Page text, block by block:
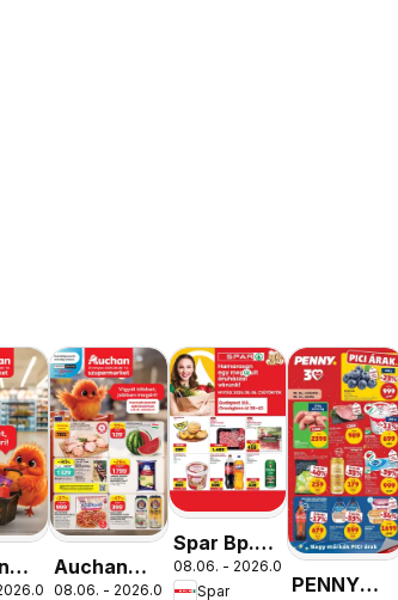
Auchan
08.06. - 2026.08.12.
Spar Bp.
XIII.
08.06. - 2026.08.12.
Spar
PENNY